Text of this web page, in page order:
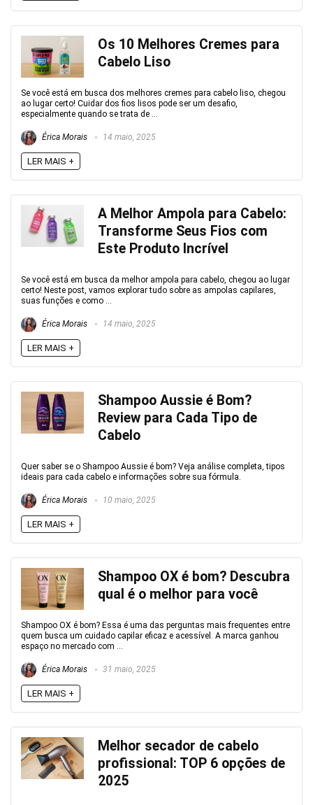
Os 10 Melhores Cremes para
Cabelo Liso
Se você está em busca dos melhores cremes para cabelo liso, chegou
ao lugar certo! Cuidar dos fios lisos pode ser um desafio,
especialmente quando se trata de ...
Érica Morais 14 maio, 2025
LER MAIS +
A Melhor Ampola para Cabelo:
Transforme Seus Fios com
Este Produto Incrível
Se você está em busca da melhor ampola para cabelo, chegou ao lugar
certo! Neste post, vamos explorar tudo sobre as ampolas capilares,
suas funções e como ...
Érica Morais 14 maio, 2025
LER MAIS +
Shampoo Aussie é Bom?
Review para Cada Tipo de
Cabelo
Quer saber se o Shampoo Aussie é bom? Veja análise completa, tipos
ideais para cada cabelo e informações sobre sua fórmula.
Érica Morais 10 maio, 2025
LER MAIS +
Shampoo OX é bom? Descubra
qual é o melhor para você
Shampoo OX é bom? Essa é uma das perguntas mais frequentes entre
quem busca um cuidado capilar eficaz e acessível. A marca ganhou
espaço no mercado com ...
Érica Morais 31 maio, 2025
LER MAIS +
Melhor secador de cabelo
profissional: TOP 6 opções de
2025